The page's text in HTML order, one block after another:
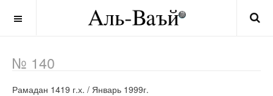
№ 140
Рамадан 1419 г.х. / Январь 1999г.